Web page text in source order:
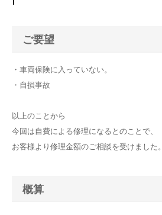
ご要望
・車両保険に入っていない。
・自損事故
以上のことから
今回は自費による修理になるとのことで、
お客様より修理金額のご相談を受けました。
概算